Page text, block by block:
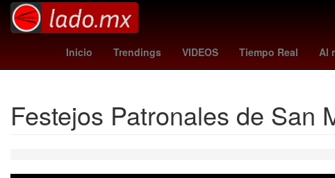
Inicio Trendings VIDEOS Tiempo Real Al
Venezolanos 26 de marzo pirma cruz azul
Festejos Patronales de San